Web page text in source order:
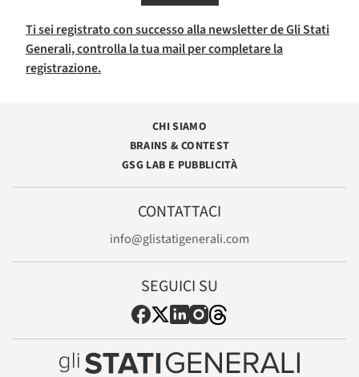
Ti sei registrato con successo alla newsletter de Gli Stati
Generali, controlla la tua mail per completare la
registrazione.
CHI SIAMO
BRAINS & CONTEST
GSG LAB E PUBBLICITÀ
CONTATTACI
info@glistatigenerali.com
SEGUICI SU